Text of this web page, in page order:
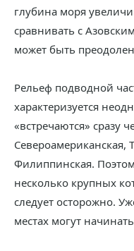
глубина моря
сравнивать с
может быть
Рельеф подводной
характеризуется
«встречаются» сразу
Североамериканская,
Филиппинская.
несколько крупных
следует осторожно.
местах могут